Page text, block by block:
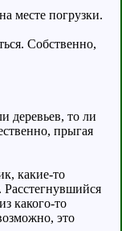
месте погрузки.
Собственно,
деревьев, то ли
прыгая
какие-то
Расстегнувшийся
какого-то
это